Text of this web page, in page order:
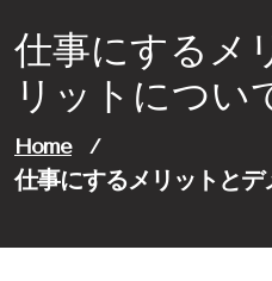
仕事にするメ
リットについ
Home /
仕事にするメリットと